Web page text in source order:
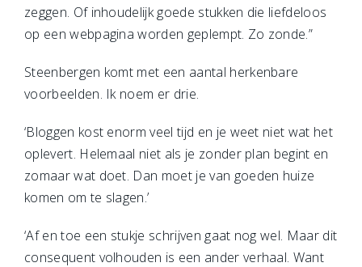
zeggen. Of inhoudelijk goede stukken die liefdeloos
op een webpagina worden geplempt. Zo zonde.”
Steenbergen komt met een aantal herkenbare
voorbeelden. Ik noem er drie.
‘Bloggen kost enorm veel tijd en je weet niet wat het
oplevert. Helemaal niet als je zonder plan begint en
zomaar wat doet. Dan moet je van goeden huize
komen om te slagen.’
‘Af en toe een stukje schrijven gaat nog wel. Maar dit
consequent volhouden is een ander verhaal. Want